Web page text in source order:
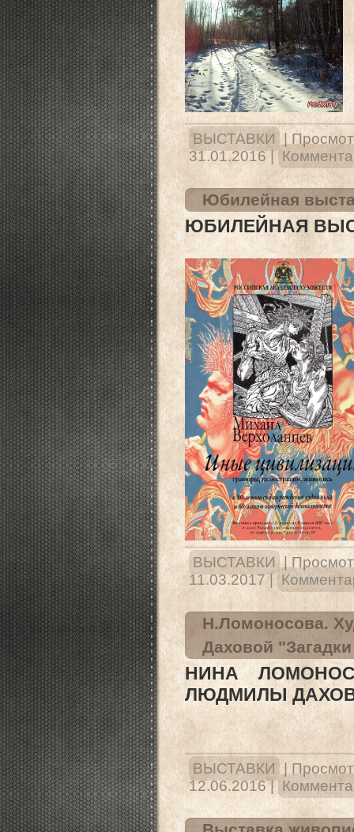
ВЫСТАВКИ |
31.01.2016 |
Юбилейная
ЮБИЛЕЙНАЯ
ВЫСТАВКИ |
11.03.2017 |
Н.Ломоносова.
Даховой
НИНА
ЛЮДМИЛЫ
ВЫСТАВКИ |
12.06.2016 |